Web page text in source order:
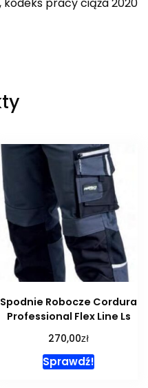
Spodnie Robocze Cordura
Professional Flex Line Ls
270,00zł
Sprawdź!